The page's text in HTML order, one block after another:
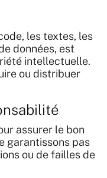
les textes, les
données, est
intellectuelle.
ou distribuer
assurer le bon
garantissons pas
ou de failles de